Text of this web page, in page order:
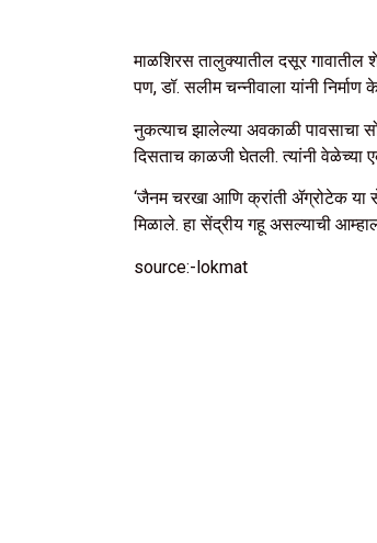
माळशिरस तालुक्यातील दसूर गावातील
पण, डॉ. सलीम चन्नीवाला यांनी
नुकत्याच झालेल्या अवकाळी पावसाचा
दिसताच काळजी घेतली. त्यांनी वेळेच्या
‘जैनम चरखा आणि क्रांती ॲग्रोटेक या
मिळाले. हा सेंद्रीय गहू असल्याची
source:-lokmat